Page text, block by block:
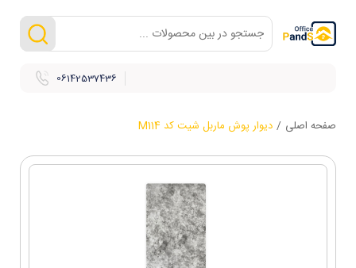
06142537436
صفحه اصلی / دیوار پوش ماربل شیت کد M114